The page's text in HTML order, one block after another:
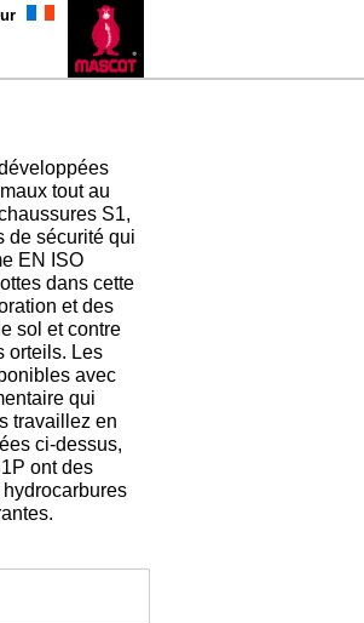
tout au
S1,
de sécurité qui
EN ISO
dans cette
et des
sol et contre
orteils. Les
avec
qui
travaillez en
ci-dessus,
ont des